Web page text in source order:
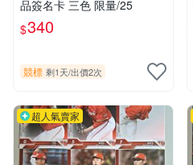
品簽名卡 三色 限量/25
$340
競標 剩1天/出價2次
超人氣賣家